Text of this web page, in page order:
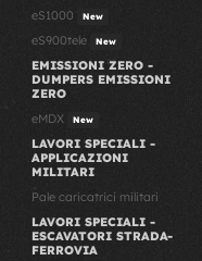
eS1000
New
eS900tele New
EMISSIONI ZERO -
DUMPERS EMISSIONI
ZERO
eMDX
New
LAVORI SPECIALI -
APPLICAZIONI
MILITARI
Pale caricatrici militari
LAVORI SPECIALI -
ESCAVATORI STRADA-
FERROVIA